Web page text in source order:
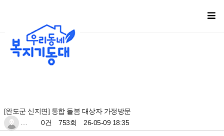
[완도군 신지면] 통합 돌봄 대상자 가정방문
0건 753회 26-05-09 18:35